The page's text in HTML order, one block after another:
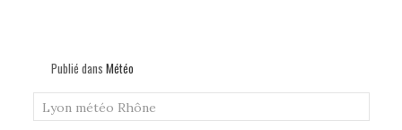
Publié dans Météo
Lyon météo Rhône